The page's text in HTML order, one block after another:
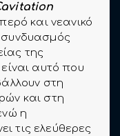
και νεανικό
της
αυτό που
στη
και στη
η
τις ελεύθερες